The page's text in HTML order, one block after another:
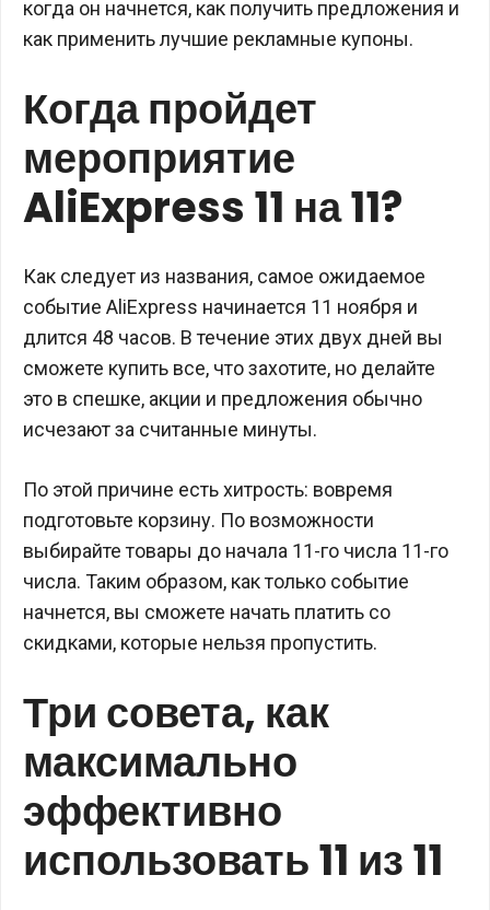
когда он начнется, как получить предложения и
как применить лучшие рекламные купоны.
Когда пройдет
мероприятие
AliExpress 11 на 11?
Как следует из названия, самое ожидаемое
событие AliExpress начинается 11 ноября и
длится 48 часов. В течение этих двух дней вы
сможете купить все, что захотите, но делайте
это в спешке, акции и предложения обычно
исчезают за считанные минуты.
По этой причине есть хитрость: вовремя
подготовьте корзину. По возможности
выбирайте товары до начала 11-го числа 11-го
числа. Таким образом, как только событие
начнется, вы сможете начать платить со
скидками, которые нельзя пропустить.
Три совета, как
максимально
эффективно
использовать 11 из 11